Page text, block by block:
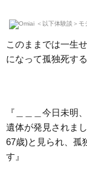
このままでは一生
になって孤独死す
『＿＿＿今日未明
遺体が発見されま
67歳)と見られ、孤
す』